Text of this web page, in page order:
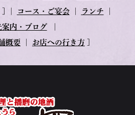
コース・ご宴会｜ ランチ
案内・ブログ｜
概要 お店への行き方